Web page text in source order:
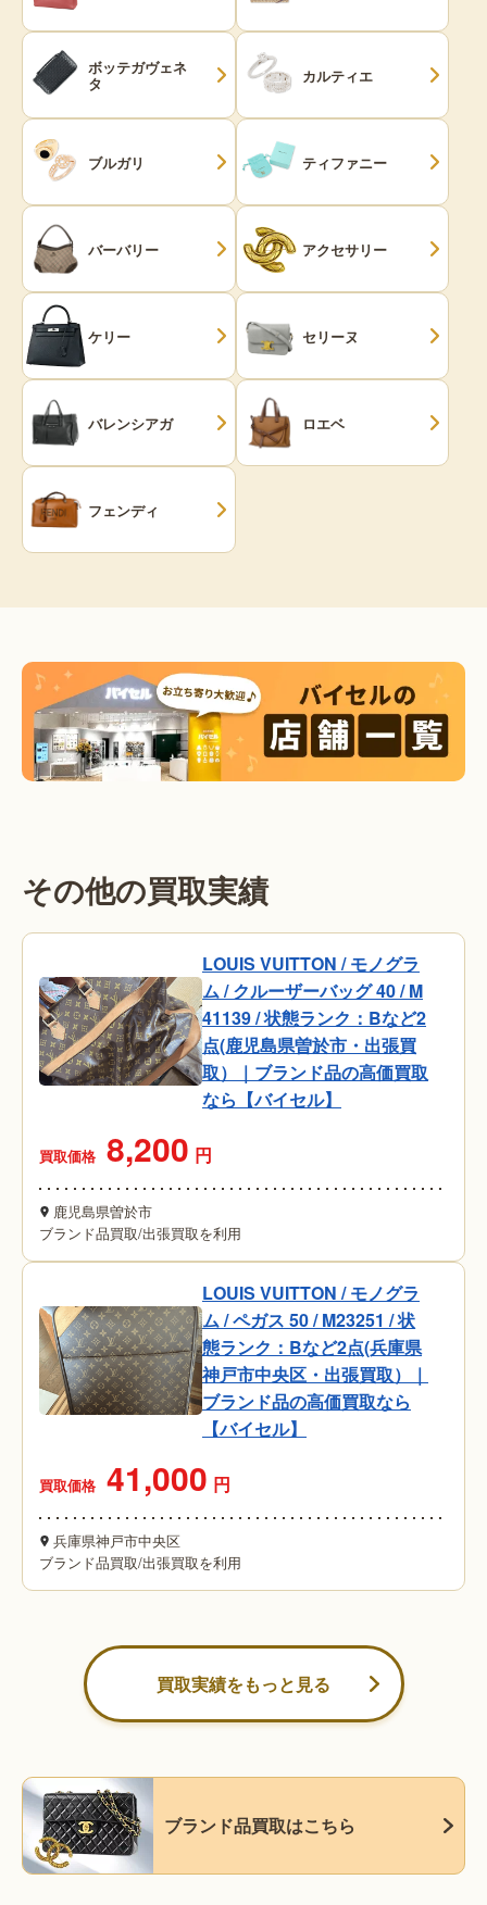
ボッテガヴェネ
タ カルティエ
ブルガリ ティファニー
バーバリー アクセサリー
ケリー セリーヌ
バレンシアガ ロエベ
フェンディ
その他の買取実績
LOUIS VUITTON / モノグラ
ム / クルーザーバッグ 40 / M
41139 / 状態ランク：Bなど2
点(鹿児島県曽於市・出張買
取）｜ブランド品の高価買取
なら【バイセル】
買取価格 8,200 円
鹿児島県曽於市
ブランド品買取/出張買取を利用
LOUIS VUITTON / モノグラ
ム / ペガス 50 / M23251 / 状
態ランク：Bなど2点(兵庫県
神戸市中央区・出張買取）｜
ブランド品の高価買取なら
【バイセル】
買取価格 41,000 円
兵庫県神戸市中央区
ブランド品買取/出張買取を利用
買取実績をもっと見る
ブランド品買取はこちら